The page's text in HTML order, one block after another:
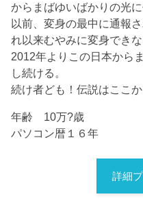
からまばゆいばかりの光
以前、変身の最中に通報
れ以来むやみに変身でき
2012年よりこの日本から
し続ける。
続け者ども！伝説はここか
年齢 10万?歳
パソコン暦１６年
詳細